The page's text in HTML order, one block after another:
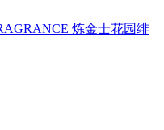
炼金士花园绯